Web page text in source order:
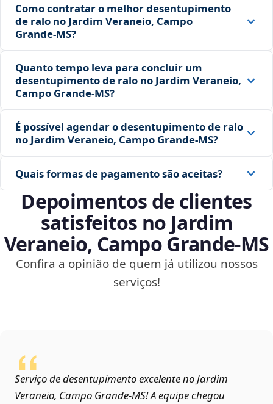
Como contratar o melhor desentupimento
de ralo no Jardim Veraneio, Campo
Grande‑MS?
Quanto tempo leva para concluir um
desentupimento de ralo no Jardim Veraneio,
Campo Grande‑MS?
É possível agendar o desentupimento de ralo
no Jardim Veraneio, Campo Grande‑MS?
Quais formas de pagamento são aceitas?
Depoimentos de clientes
satisfeitos no Jardim
Veraneio, Campo Grande‑MS
Confira a opinião de quem já utilizou nossos
serviços!
Serviço de desentupimento excelente no Jardim
Veraneio, Campo Grande‑MS! A equipe chegou